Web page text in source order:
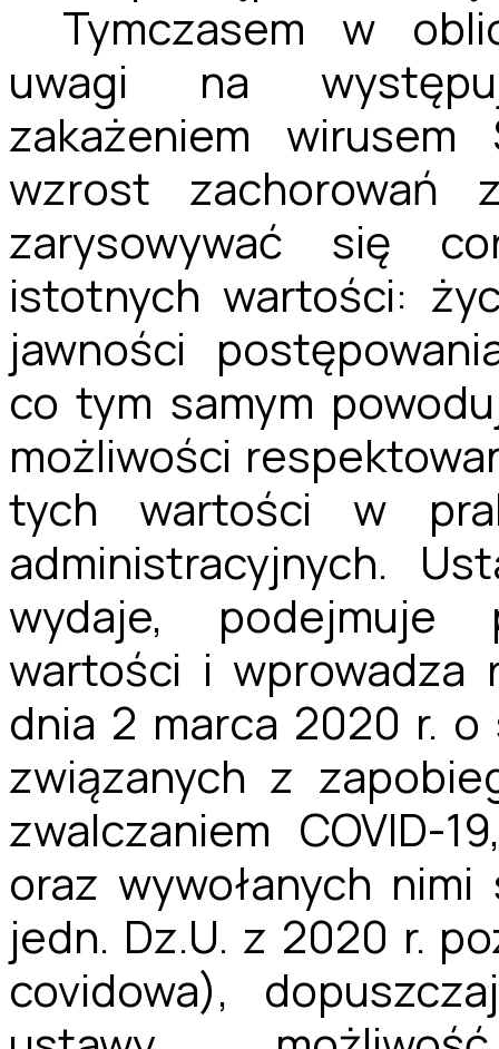
Tymczasem w
uwagi na
zakażeniem wirusem
wzrost zachorowań
zarysowywać się
istotnych wartości:
jawności
co tym samym
możliwości
tych wartości w
administracyjnych.
wydaje, podejmuje
wartości i
dnia 2 marca 2020 r.
związanych z
zwalczaniem COVID-
oraz wywołanych
jedn. Dz.U. z 2020 r.
covidowa),